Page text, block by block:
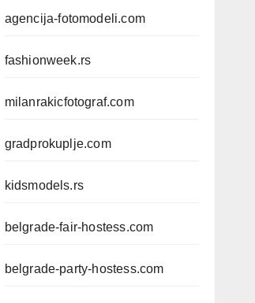
agencija-fotomodeli.com
fashionweek.rs
milanrakicfotograf.com
gradprokuplje.com
kidsmodels.rs
belgrade-fair-hostess.com
belgrade-party-hostess.com